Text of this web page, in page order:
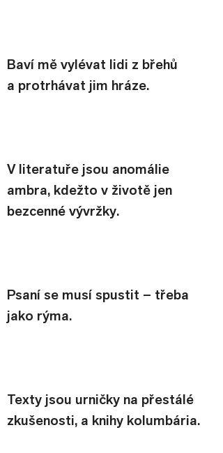
Baví mě vylévat lidi z břehů
a protrhávat jim hráze.
V literatuře jsou anomálie
ambra, kdežto v životě jen
bezcenné vývržky.
Psaní se musí spustit – třeba
jako rýma.
Texty jsou urničky na přestálé
zkušenosti, a knihy kolumbária.